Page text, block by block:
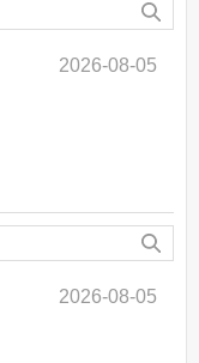
2026-08-05
2026-08-05